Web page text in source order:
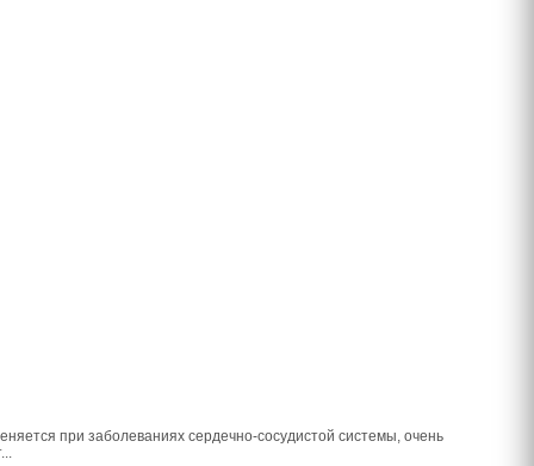
при заболеваниях сердечно-сосудистой системы, очень